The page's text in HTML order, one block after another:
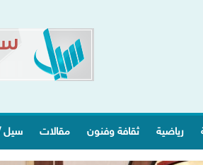
رياضية ثقافة وفنون مقالات سيل TV